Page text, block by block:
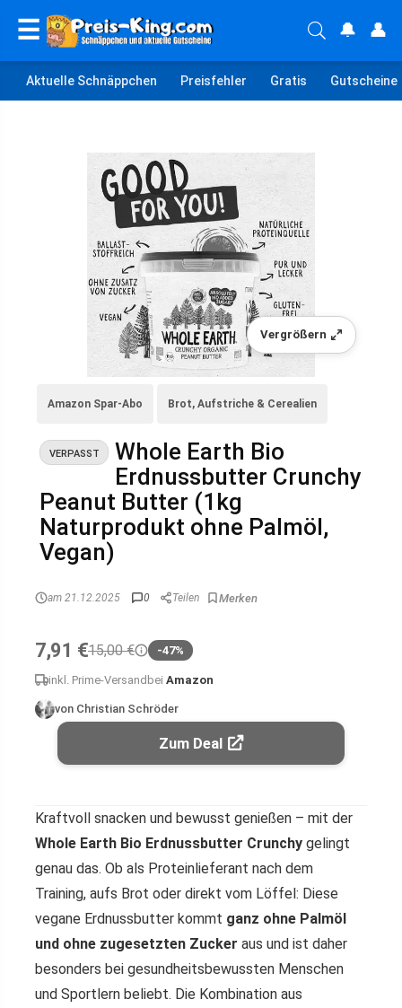
☰ 🔔 👤
Aktuelle Schnäppchen Preisfehler Gratis Gutscheine
Vergrößern
Amazon Spar-Abo Brot, Aufstriche & Cerealien
VERPASST
Whole Earth Bio
Erdnussbutter Crunchy
Peanut Butter (1kg
Naturprodukt ohne Palmöl,
Vegan)
am 21.12.2025 0 Teilen
7,91 €15,00 € -47%
inkl. Prime-Versand bei Amazon
von Christian Schröder
Zum Deal
Kraftvoll snacken und bewusst genießen – mit der
Whole Earth Bio Erdnussbutter Crunchy gelingt
genau das. Ob als Proteinlieferant nach dem
Training, aufs Brot oder direkt vom Löffel: Diese
vegane Erdnussbutter kommt ganz ohne Palmöl
und ohne zugesetzten Zucker aus und ist daher
besonders bei gesundheitsbewussten Menschen
und Sportlern beliebt. Die Kombination aus